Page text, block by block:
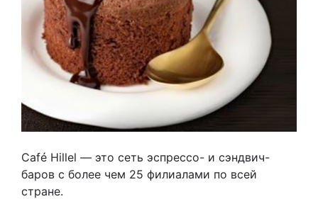
Café Hillel — это сеть эспрессо- и сэндвич-
баров с более чем 25 филиалами по всей
стране.